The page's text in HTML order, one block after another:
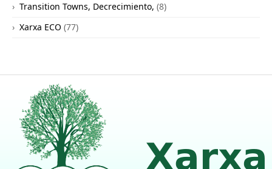
Transition Towns, Decrecimiento, (8)
Xarxa ECO (77)